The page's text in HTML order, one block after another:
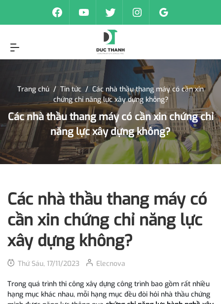
Trang chủ / Tin tức / Các nhà thầu thang máy có cần xin
chứng chỉ năng lực xây dựng không?
Các nhà thầu thang máy có cần xin chứng chỉ
năng lực xây dựng không?
Các nhà thầu thang máy có
cần xin chứng chỉ năng lực
xây dựng không?
Thứ Sáu, 17/11/2023 Elecnova
Trong quá trình thi công xây dựng công trình bao gồm rất nhiều
hạng mục khác nhau, mỗi hạng mục đều đòi hỏi nhà thầu chứng